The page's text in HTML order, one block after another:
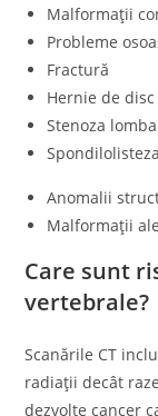
Malformații
Probleme
Fractură
Hernie de
Stenoza
Spondilolisteza
Anomalii
Malformații
Care sunt
vertebrale?
Scanările CT
radiații decât
dezvolte cancer